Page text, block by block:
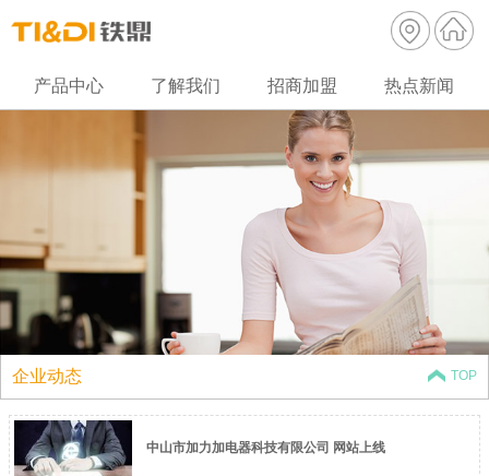
产品中心 了解我们 招商加盟 热点新闻
浓汤搅拌机 原汁机
公司简介 资质认证 企业实力 营销网络 企业架构
企业动态 TOP
中山市加力加电器科技有限公司 网站上线